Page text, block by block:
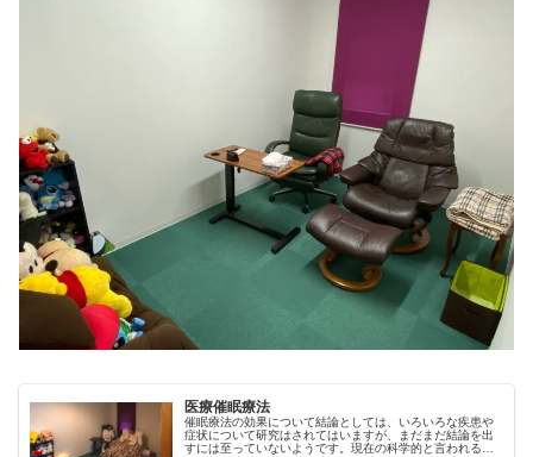
医療催眠療法
催眠療法の効果について結論としては、いろいろな疾患や
症状について研究はされてはいますが、まだまだ結論を出
すには至っていないようです。現在の科学的と言われるア